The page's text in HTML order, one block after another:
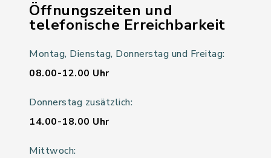
Öffnungszeiten und
telefonische Erreichbarkeit
Montag, Dienstag, Donnerstag und Freitag:
08.00-12.00 Uhr
Donnerstag zusätzlich:
14.00-18.00 Uhr
Mittwoch: